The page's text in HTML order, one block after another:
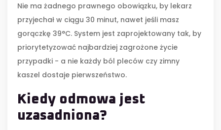
Nie ma żadnego prawnego obowiązku, by lekarz
przyjechał w ciągu 30 minut, nawet jeśli masz
gorączkę 39°C. System jest zaprojektowany tak, by
priorytetyzować najbardziej zagrożone życie
przypadki - a nie każdy ból pleców czy zimny
kaszel dostaje pierwszeństwo.
Kiedy odmowa jest
uzasadniona?